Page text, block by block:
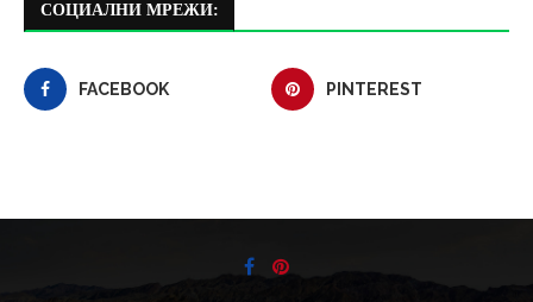
СОЦИАЛНИ МРЕЖИ:
FACEBOOK PINTEREST